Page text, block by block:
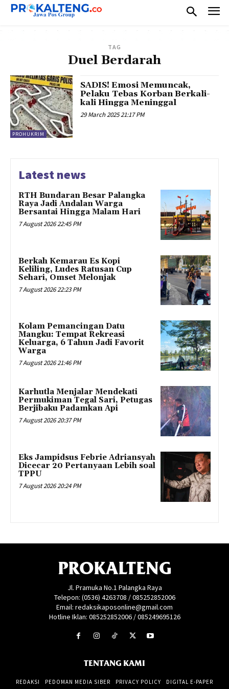
TAG
Duel Berdarah
PROHUKRIM
SADIS! Emosi Memuncak,
Pelaku Tebas Korban Berkali-
kali Hingga Meninggal
29 March 2025 21:17 PM
Latest news
RTH Bundaran Besar Palangka
Raya Jadi Andalan Warga
Bersantai Hingga Malam Hari
7 August 2026 22:45 PM
Berkah Kemarau Es Kopi
Keliling, Ludes Ratusan Cup
Sehari, Omset Melonjak
7 August 2026 22:23 PM
Kolam Pemancingan Datu
Mangku: Tempat Rekreasi
Keluarga, 6 Tahun Jadi Favorit
Warga
7 August 2026 21:46 PM
Karhutla Menjalar Mendekati
Permukiman Tegal Sari, Petugas
Berjibaku Padamkan Api
7 August 2026 20:37 PM
Eks Jampidsus Febrie Adriansyah
Dicecar 20 Pertanyaan Lebih soal
TPPU
7 August 2026 20:24 PM
PROKALTENG
Jl. Pramuka No.1 Palangka Raya
Telepon: (0536) 4263708 / 085252852006
Email: redaksikaposonline@gmail.com
Hotline Iklan: 085252852006 / 085249695126
TENTANG KAMI
REDAKSI PEDOMAN MEDIA SIBER PRIVACY POLICY DIGITAL E-PAPER